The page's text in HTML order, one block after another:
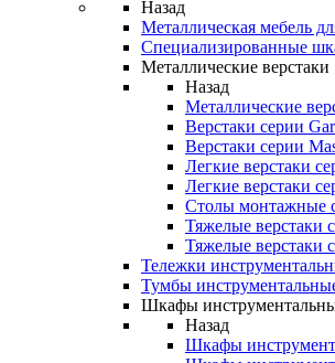
Назад
Металлическая мебель
Cпециализированные
Металлические верстаки
Назад
Металлические
Верстаки серии
Верстаки серии
Легкие верстаки
Легкие верстаки
Столы монтажные
Тяжелые верстаки
Тяжелые верстаки
Тележки
Тумбы
Шкафы
Назад
Шкафы